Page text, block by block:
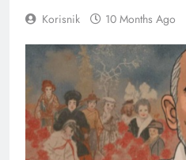
Korisnik 10 Months Ago